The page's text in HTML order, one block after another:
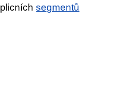
plicníchsegmentů